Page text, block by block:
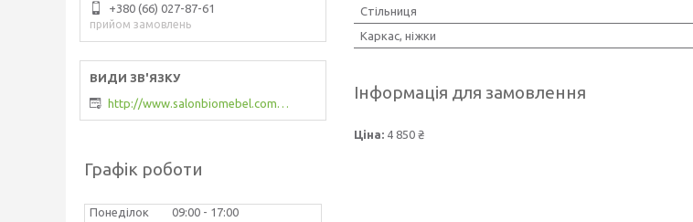
Стільниця
Каркас, ніжки
Інформація для замовлення
Ціна: 4 850 ₴
+380 (66) 027-87-61
прийом замовлень
http://www.salonbiomebel.com.ua
Графік роботи
Понеділок 09:00
17:00